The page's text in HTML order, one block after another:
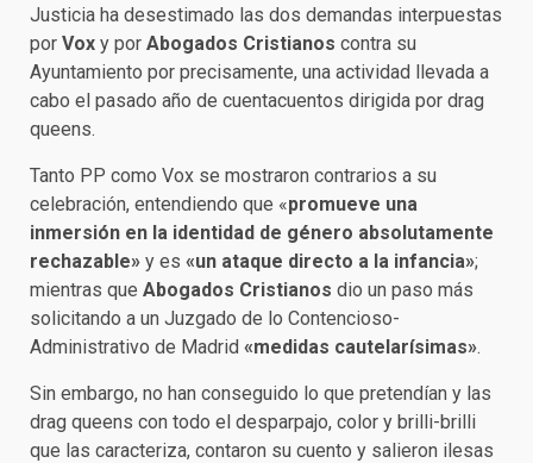
Justicia ha desestimado las dos demandas interpuestas
por Vox y por Abogados Cristianos contra su
Ayuntamiento por precisamente, una actividad llevada a
cabo el pasado año de cuentacuentos dirigida por drag
queens.
Tanto PP como Vox se mostraron contrarios a su
celebración, entendiendo que «promueve una
inmersión en la identidad de género absolutamente
rechazable» y es «un ataque directo a la infancia»;
mientras que Abogados Cristianos dio un paso más
solicitando a un Juzgado de lo Contencioso-
Administrativo de Madrid «medidas cautelarísimas».
Sin embargo, no han conseguido lo que pretendían y las
drag queens con todo el desparpajo, color y brilli-brilli
que las caracteriza, contaron su cuento y salieron ilesas